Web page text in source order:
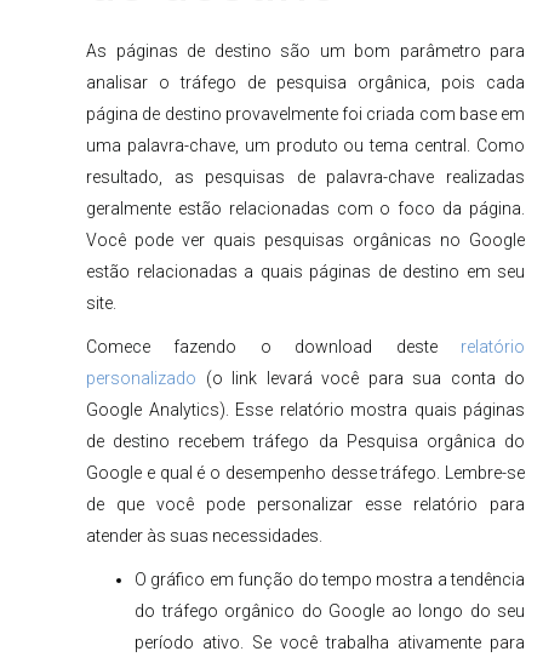
As páginas de destino são um bom parâmetro para
analisar o tráfego de pesquisa orgânica, pois cada
página de destino provavelmente foi criada com base em
uma palavra-chave, um produto ou tema central. Como
resultado, as pesquisas de palavra-chave realizadas
geralmente estão relacionadas com o foco da página.
Você pode ver quais pesquisas orgânicas no Google
estão relacionadas a quais páginas de destino em seu
site.
Comece fazendo o download deste relatório
personalizado (o link levará você para sua conta do
Google Analytics). Esse relatório mostra quais páginas
de destino recebem tráfego da Pesquisa orgânica do
Google e qual é o desempenho desse tráfego. Lembre-se
de que você pode personalizar esse relatório para
atender às suas necessidades.
O gráfico em função do tempo mostra a tendência
do tráfego orgânico do Google ao longo do seu
período ativo. Se você trabalha ativamente para